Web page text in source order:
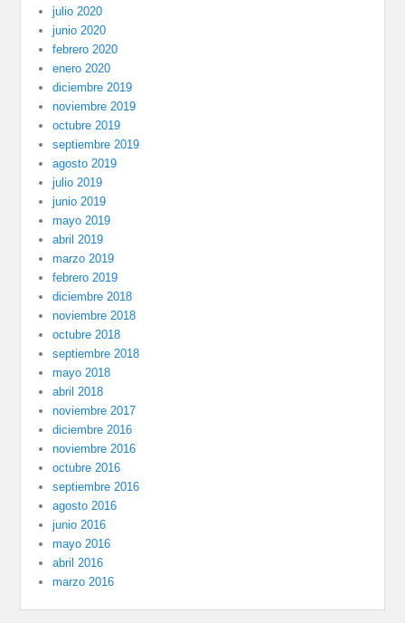
julio 2020
junio 2020
febrero 2020
enero 2020
diciembre 2019
noviembre 2019
octubre 2019
septiembre 2019
agosto 2019
julio 2019
junio 2019
mayo 2019
abril 2019
marzo 2019
febrero 2019
diciembre 2018
noviembre 2018
octubre 2018
septiembre 2018
mayo 2018
abril 2018
noviembre 2017
diciembre 2016
noviembre 2016
octubre 2016
septiembre 2016
agosto 2016
junio 2016
mayo 2016
abril 2016
marzo 2016